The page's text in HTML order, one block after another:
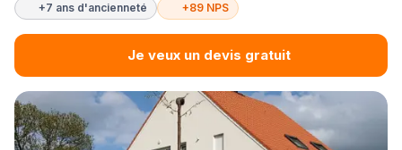
+7 ans d'ancienneté +89 NPS
Je veux un devis gratuit